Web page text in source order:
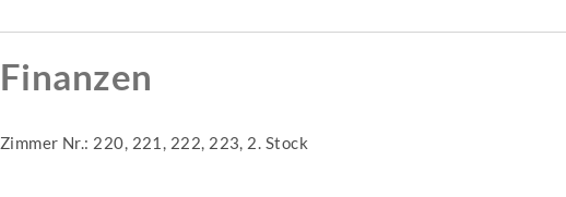
Finanzen
Zimmer Nr.: 220, 221, 222, 223, 2. Stock